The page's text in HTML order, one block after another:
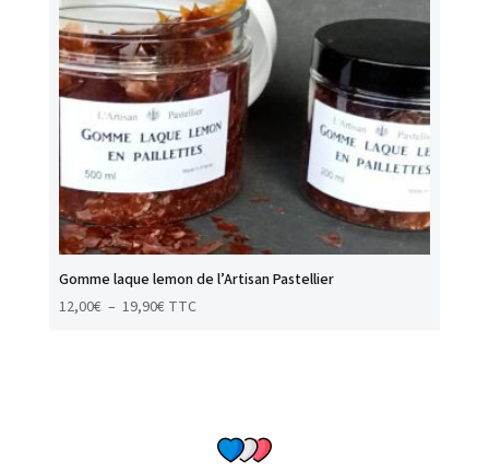
Gomme laque lemon de l’Artisan Pastellier
12,00€ – 19,90€Plage
TTC